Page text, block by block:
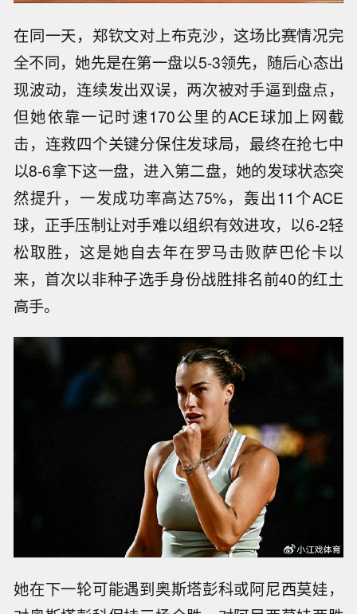
在同一天，郑钦文对上布克沙，这场比赛情况完
全不同，她先是在第一盘以5-3领先，随后心态出
现波动，连续发出双误，两次被对手逼到盘点，
但她依靠一记时速170公里的ACE球加上网截
击，连救四个关键分保住发球局，最终在抢七中
以8-6拿下这一盘，进入第二盘，她的发球状态突
然提升，一发成功率高达75%，轰出11个ACE
球，正手压制让对手难以组织有效进攻，以6-2轻
松取胜，这是她自去年在罗马击败萨巴伦卡以
来，首次以非种子选手身份战胜排名前40的红土
高手。
她在下一轮可能遇到奥斯塔彭科或阿尼西莫娃，